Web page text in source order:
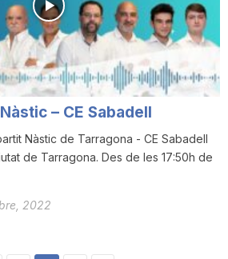
– CE Sabadell
Nàstic de Tarragona - CE Sabadell
de Tarragona. Des de les 17:50h de
2022